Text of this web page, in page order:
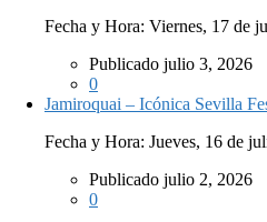
Fecha y Hora: Viernes, 17 de
Publicado julio 3, 2026
0
Jamiroquai – Icónica Sevilla
Fecha y Hora: Jueves, 16 de
Publicado julio 2, 2026
0